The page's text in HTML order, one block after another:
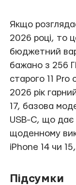
Якщо
2026 році, то
бюджетний
бажано з 256
старого 11
2026 рік
17, базова
USB-C, що дає
щоденному
iPhone 14 чи
Підсумки